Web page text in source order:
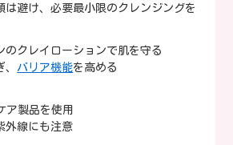
は避け、必要最小限のクレンジングを
のクレイローションで肌を守る
バリア機能を高める
ア製品を使用
外線にも注意